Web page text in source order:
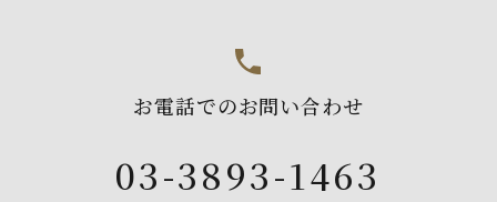
お電話でのお問い合わせ
03-3893-1463